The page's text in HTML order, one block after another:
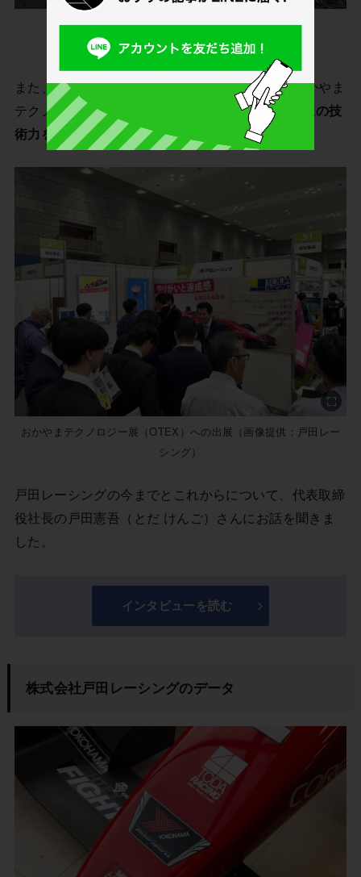
岡山国際サーキットでのレース活動（画像提供：
DELiGHTWORKS）
また、毎年コンベックス岡山にて開催される「おかやま
テクノロジー展（OTEX）」にも毎年出展し、
自社の技
術力をPRしています。
おかやまテクノロジー展（OTEX）への出展（画像提供：戸田レー
シング）
戸田レーシングの今までとこれからについて、代表取締
役社長の戸田憲吾（とだ けんご）さんにお話を聞きま
した。
インタビューを読む
株式会社戸田レーシングのデータ